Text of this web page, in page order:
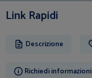
Link Rapidi
Descrizione
Richiedi informazioni